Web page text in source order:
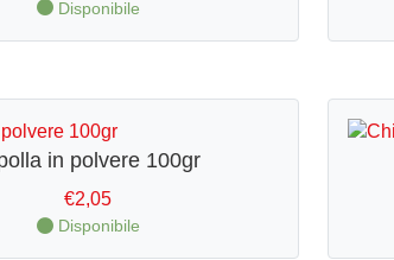
Disponibile
in polvere 100gr
€2,05
Disponibile